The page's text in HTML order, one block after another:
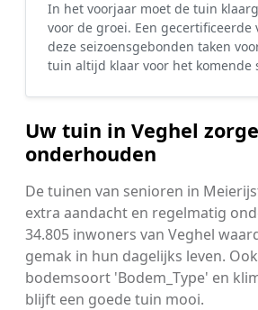
In het voorjaar moet de tuin
voor de groei. Een gecertificeerde
deze seizoensgebonden taken
tuin altijd klaar voor het komende
Uw tuin in Veghel
onderhouden
De tuinen van senioren in
extra aandacht en regelmatig
34.805 inwoners van Veghel
gemak in hun dagelijks leven.
bodemsoort 'Bodem_Type' en
blijft een goede tuin mooi.